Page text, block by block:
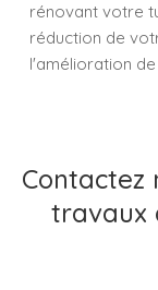
rénovant votre
réduction de
l'amélioration
Contactez
travaux